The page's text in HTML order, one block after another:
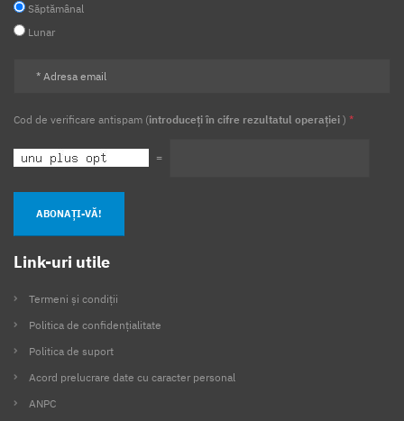
Săptămânal
Lunar
Cod de verificare antispam (introduceți în cifre rezultatul operației ) *
=
ABONAȚI-VĂ!
Link-uri utile
Termeni și condiții
Politica de confidențialitate
Politica de suport
Acord prelucrare date cu caracter personal
ANPC